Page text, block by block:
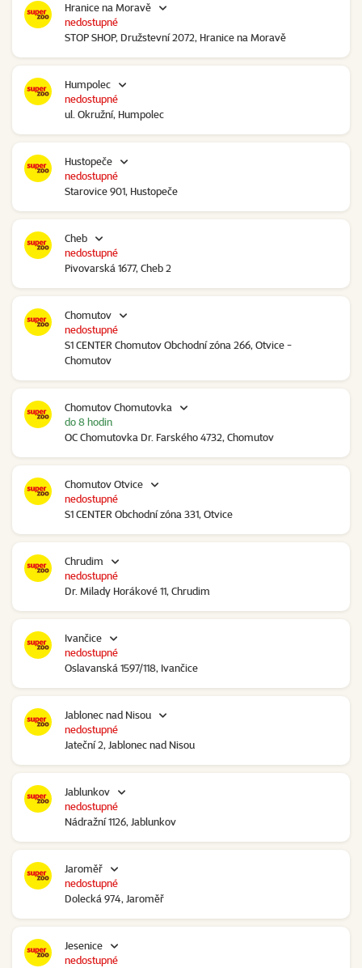
Hranice na Moravě
STOP SHOP, Družstevní 2072, Hranice na Moravě
nedostupné
Humpolec
ul. Okružní, Humpolec
nedostupné
Hustopeče
Starovice 901, Hustopeče
nedostupné
Cheb
Pivovarská 1677, Cheb 2
nedostupné
Chomutov
S1 CENTER Chomutov Obchodní zóna 266, Otvice -
Chomutov
nedostupné
Chomutov Chomutovka
OC Chomutovka Dr. Farského 4732, Chomutov
do 8 hodin
Chomutov Otvice
S1 CENTER Obchodní zóna 331, Otvice
nedostupné
Chrudim
Dr. Milady Horákové 11, Chrudim
nedostupné
Ivančice
Oslavanská 1597/118, Ivančice
nedostupné
Jablonec nad Nisou
Jateční 2, Jablonec nad Nisou
nedostupné
Jablunkov
Nádražní 1126, Jablunkov
nedostupné
Jaroměř
Dolecká 974, Jaroměř
nedostupné
Jesenice
nedostupné